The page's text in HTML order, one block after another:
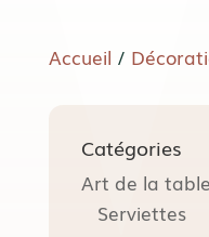
Accueil /
Catégories
Art de la table
Serviettes